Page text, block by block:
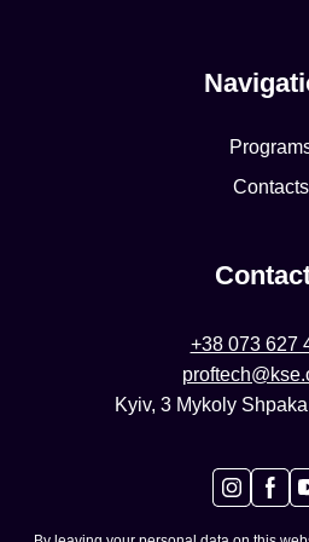
Contacts
+38 073 627
Kyiv, 3 Mykoly